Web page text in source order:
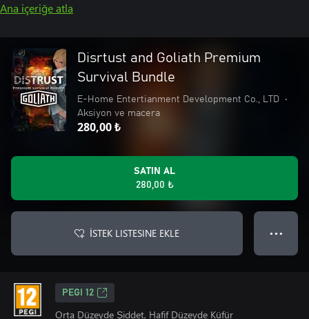
Ana içeriğe atla
Disrtust and Goliath Premium
Survival Bundle
E-Home Entertianment Development Co., LTD
•
Aksiyon ve macera
280,00 ₺
SATIN AL
280,00 ₺
İSTEK LISTESINE EKLE ● ● ●
PEGI 12
Orta Düzeyde Şiddet, Hafif Düzeyde Küfür